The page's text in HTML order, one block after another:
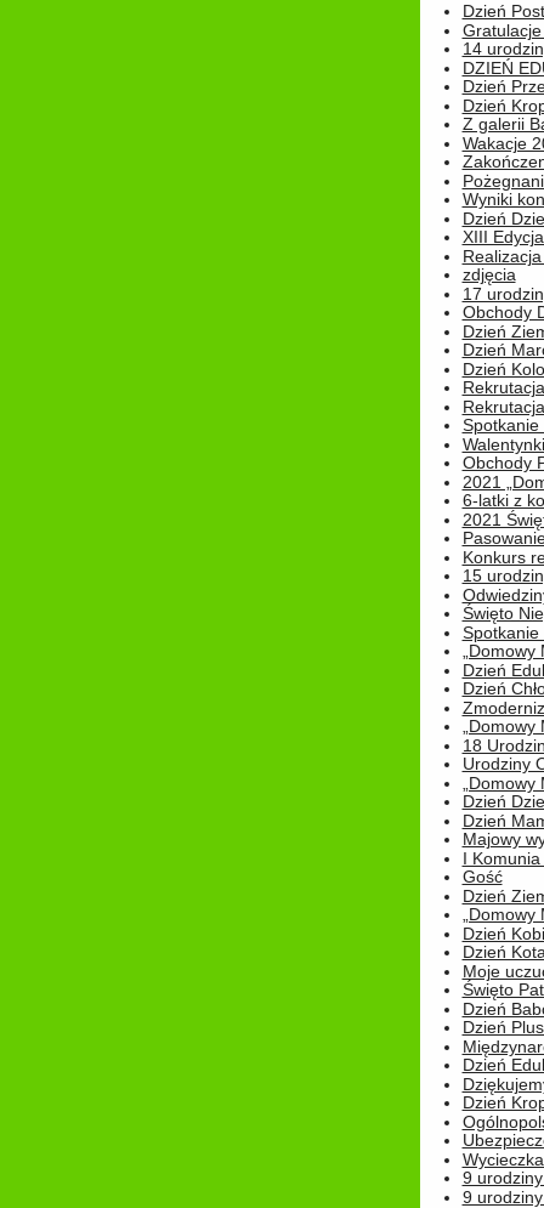
Dzień
14
DZIEŃ
Dzień
Dzień
Z galerii
Wakacje
Wyniki
Dzień
XIII
zdjęcia
17
Obchody
Dzień
Dzień
Dzień
Rekrutacja
Spotkanie
Obchody
2021
6-latki z
2021
Konkurs
15
Święto
Spotkanie
Dzień
Dzień
18
Urodziny
Dzień
Dzień
Majowy
I
Gość
Dzień
Dzień
Dzień
Moje
Święto
Dzień
Dzień
Dzień
Dzień
9
9